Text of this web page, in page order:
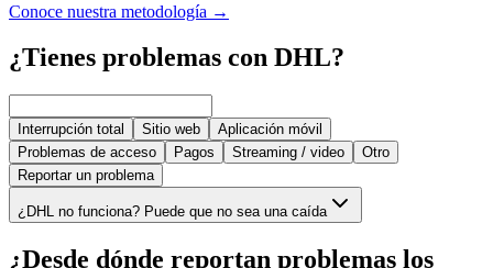
Conoce nuestra metodología →
¿Tienes problemas con DHL?
Interrupción total Sitio web
Aplicación móvil
Problemas de acceso
Pagos Streaming / video
Otro
Reportar un problema
¿DHL no funciona? Puede que no sea una caída
¿Desde dónde reportan problemas los